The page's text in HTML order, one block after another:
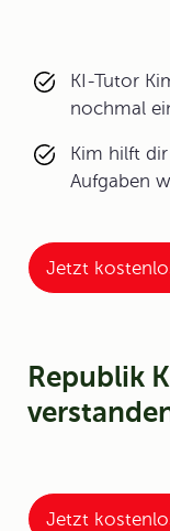
KI-Tutor
nochmal
Kim hilft
Aufgaben
Jetzt
Republik
Jetzt